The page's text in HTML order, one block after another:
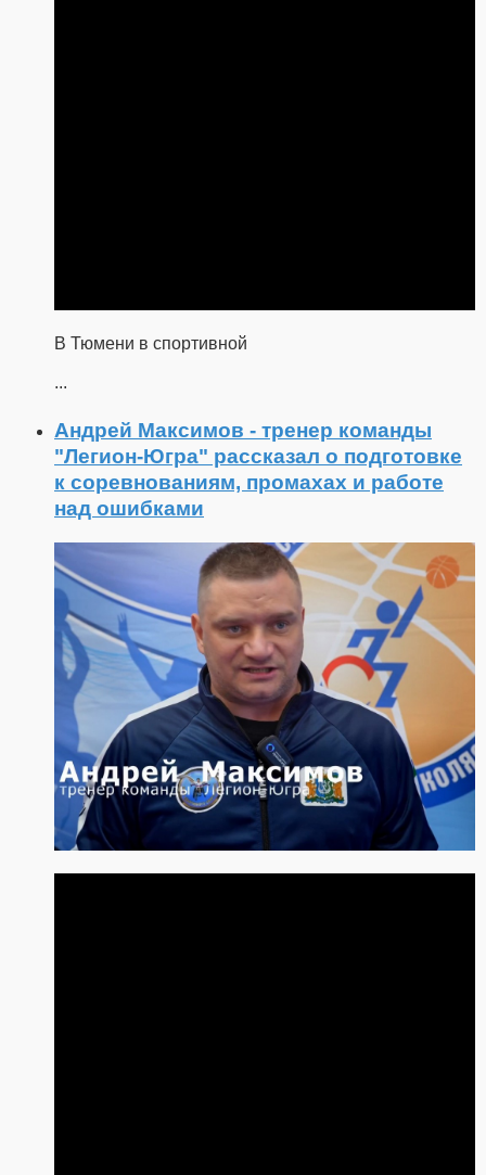
В Тюмени в спортивной
...
Андрей Максимов - тренер команды
"Легион-Югра" рассказал о подготовке
к соревнованиям, промахах и работе
над ошибками